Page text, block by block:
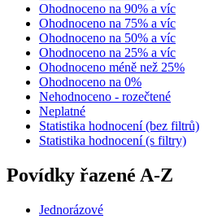
Ohodnoceno na 90% a víc
Ohodnoceno na 75% a víc
Ohodnoceno na 50% a víc
Ohodnoceno na 25% a víc
Ohodnoceno méně než 25%
Ohodnoceno na 0%
Nehodnoceno - rozečtené
Neplatné
Statistika hodnocení (bez filtrů)
Statistika hodnocení (s filtry)
Povídky řazené A-Z
Jednorázové